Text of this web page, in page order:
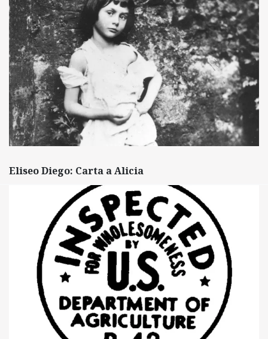
Eliseo Diego: Carta a Alicia